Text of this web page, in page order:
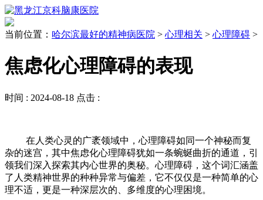
当前位置： 哈尔滨最好的精神病医院 > 心理相关 > 心理障碍 >
焦虑化心理障碍的表现
时间 : 2024-08-18 点击 :
在人类心灵的广袤领域中，心理障碍如同一个神秘而复
杂的迷宫，其中焦虑化心理障碍犹如一条蜿蜒曲折的通道，引
领我们深入探索其内心世界的奥秘。心理障碍，这个词汇涵盖
了人类精神世界的种种异常与偏差，它不仅仅是一种简单的心
理不适，更是一种深层次的、多维度的心理困境。